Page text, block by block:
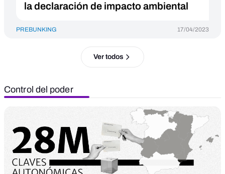
la declaración de impacto ambiental
PREBUNKING 17/04/2023
Ver todos
Control del poder